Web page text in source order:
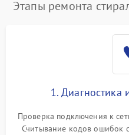
Этапы ремонта
1. Диагностика
Проверка подключения к
Считывание кодов ошибок